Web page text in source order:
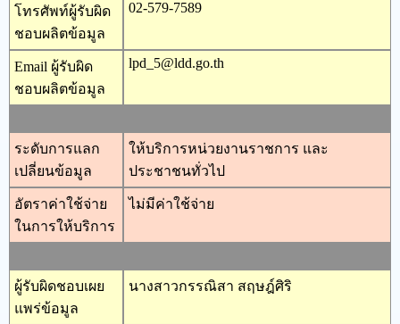
โทรศัพท์ผู้รับผิด
ชอบผลิตข้อมูล
02-579-7589
Email ผู้รับผิด
ชอบผลิตข้อมูล
lpd_5@ldd.go.th
ระดับการแลก
เปลี่ยนข้อมูล
ให้บริการหน่วยงานราชการ และ
ประชาชนทั่วไป
อัตราค่าใช้จ่าย
ในการให้บริการ
ไม่มีค่าใช้จ่าย
ผู้รับผิดชอบเผย
แพร่ข้อมูล
นางสาวกรรณิสา สฤษฎ์ศิริ